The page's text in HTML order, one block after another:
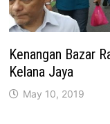
Kenangan Bazar
Kelana Jaya
May 10, 2019